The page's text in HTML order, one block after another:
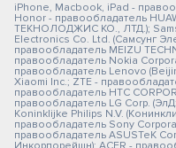
iPhone, Macbook, iPad -
Honor - правообладатель
ТЕКНОЛОДЖИС КО., ЛТД.);
Electronics Co. Ltd. (Самсунг
правообладатель MEIZU
правообладатель Nokia
правообладатель Lenovo
Xiaomi Inc.; ZTE -
правообладатель HTC
правообладатель LG Corp.
Koninklijke Philips N.V.
правообладатель Sony
правообладатель ASUSTeK